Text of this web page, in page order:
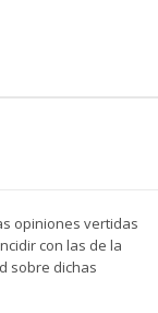
opiniones vertidas
con las de la
sobre dichas